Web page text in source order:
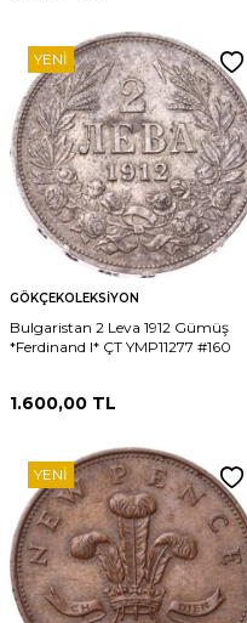
YENI
GÖKÇEKOLEKSIYON
Bulgaristan 2 Leva 1912 Gümüş
*Ferdinand I* ÇT YMP11277 #160
1.600,00 TL
YENI